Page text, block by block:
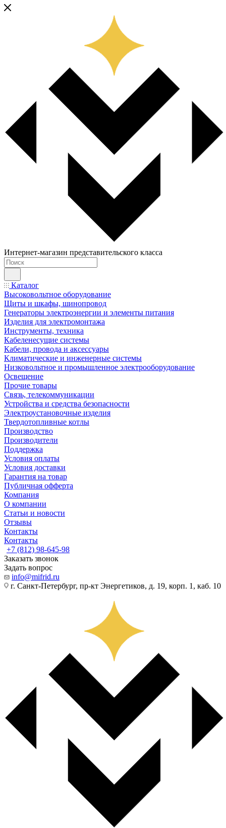
Интернет-магазин представительского класса
Каталог
Высоковольтное оборудование
Щиты и шкафы, шинопровод
Генераторы электроэнергии и элементы питания
Изделия для электромонтажа
Инструменты, техника
Кабеленесущие системы
Кабели, провода и аксессуары
Климатические и инженерные системы
Низковольтное и промышленное электрооборудование
Освещение
Прочие товары
Связь, телекоммуникации
Устройства и средства безопасности
Электроустановочные изделия
Твердотопливные котлы
Производство
Производители
Поддержка
Условия оплаты
Условия доставки
Гарантия на товар
Публичная офферта
Компания
О компании
Статьи и новости
Отзывы
Контакты
Контакты
+7 (812) 98-645-98
Заказать звонок
Задать вопрос
info@mifrid.ru
г. Санкт-Петербург, пр-кт Энергетиков, д. 19, корп. 1, каб. 10